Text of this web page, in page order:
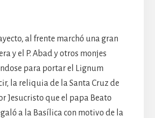
al frente marchó una gran
y el P. Abad y otros monjes
para portar el Lignum
la reliquia de la Santa Cruz de
Jesucristo que el papa Beato
a la Basílica con motivo de la